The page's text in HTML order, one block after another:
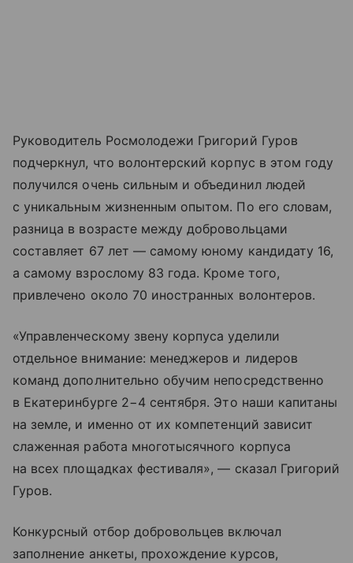
Руководитель Росмолодежи Григорий Гуров
подчеркнул, что волонтерский корпус в этом году
получился очень сильным и объединил людей
с уникальным жизненным опытом. По его словам,
разница в возрасте между добровольцами
составляет 67 лет — самому юному кандидату 16,
а самому взрослому 83 года. Кроме того,
привлечено около 70 иностранных волонтеров.
«Управленческому звену корпуса уделили
отдельное внимание: менеджеров и лидеров
команд дополнительно обучим непосредственно
в Екатеринбурге 2−4 сентября. Это наши капитаны
на земле, и именно от их компетенций зависит
слаженная работа многотысячного корпуса
на всех площадках фестиваля», — сказал Григорий
Гуров.
Конкурсный отбор добровольцев включал
заполнение анкеты, прохождение курсов,